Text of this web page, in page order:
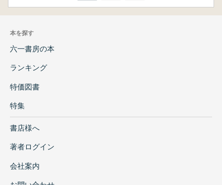
本を探す
六一書房の本
ランキング
特価図書
特集
書店様へ
著者ログイン
会社案内